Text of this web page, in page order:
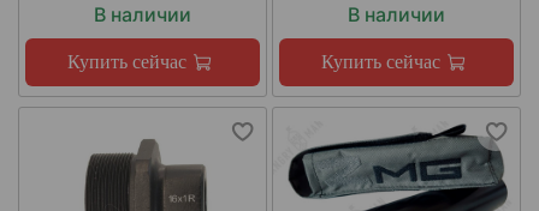
В наличии
Купить сейчас
В наличии
Купить сейчас